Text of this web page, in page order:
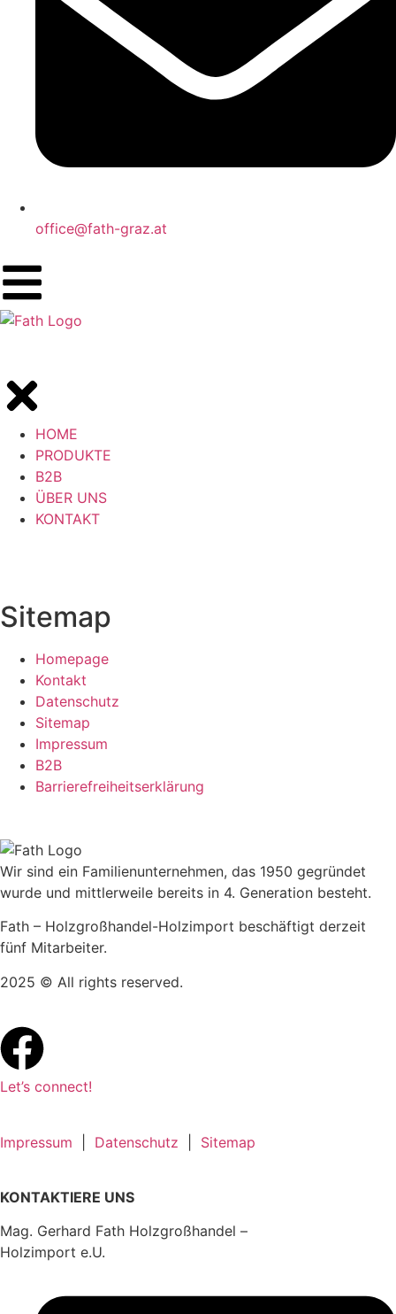
office@fath-graz.at
HOME
PRODUKTE
B2B
ÜBER UNS
KONTAKT
Sitemap
Homepage
Kontakt
Datenschutz
Sitemap
Impressum
B2B
Barrierefreiheitserklärung
Wir sind ein Familienunternehmen, das 1950 gegründet
wurde und mittlerweile bereits in 4. Generation besteht.
Fath – Holzgroßhandel-Holzimport beschäftigt derzeit
fünf Mitarbeiter.
2025 © All rights reserved.
Let’s connect!
Impressum Datenschutz Sitemap
KONTAKTIERE UNS
Mag. Gerhard Fath Holzgroßhandel –
Holzimport e.U.